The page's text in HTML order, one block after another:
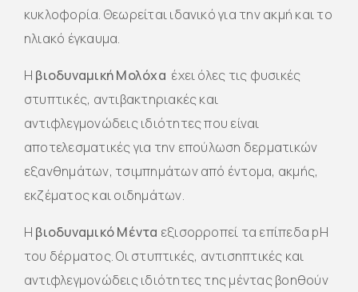
κυκλοφορία. Θεωρείται ιδανικό για την ακμή και το
ηλιακό έγκαυμα.
Η βιοδυναμική Μολόχα έχει όλες τις φυσικές
στυπτικές, αντιβακτηριακές και
αντιφλεγμονώδεις ιδιότητες που είναι
αποτελεσματικές για την επούλωση δερματικών
εξανθημάτων, τσιμπημάτων από έντομα, ακμής,
εκζέματος και οιδημάτων.
Η βιοδυναμικό Μέντα εξισορροπεί τα επίπεδα pH
του δέρματος. Οι στυπτικές, αντισηπτικές και
αντιφλεγμονώδεις ιδιότητες της μέντας βοηθούν